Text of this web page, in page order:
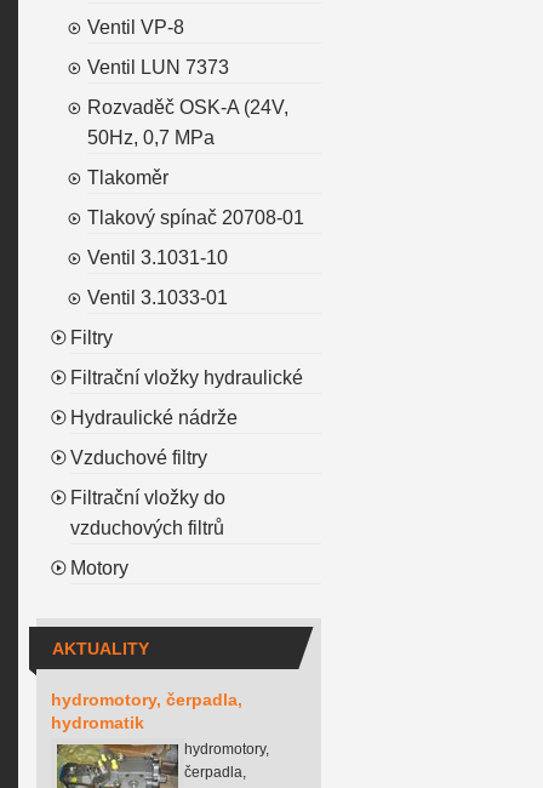
Ventil VP-8
Ventil LUN 7373
Rozvaděč OSK-A (24V,
50Hz, 0,7 MPa
Tlakoměr
Tlakový spínač 20708-01
Ventil 3.1031-10
Ventil 3.1033-01
Filtry
Filtrační vložky hydraulické
Hydraulické nádrže
Vzduchové filtry
Filtrační vložky do
vzduchových filtrů
Motory
AKTUALITY
hydromotory, čerpadla,
hydromatik
hydromotory,
čerpadla,